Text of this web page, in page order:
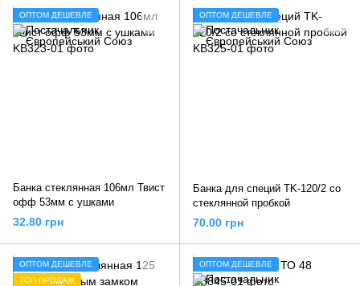
ОПТОМ ДЕШЕВЛЕ
Банка стеклянная 106мл Твист
офф 53мм с ушками
32.80 грн
ОПТОМ ДЕШЕВЛЕ
Банка для специй TK-120/2 со
стеклянной пробкой
70.00 грн
ОПТОМ ДЕШЕВЛЕ
ТОП ПРОДАЖ
ОПТОМ ДЕШЕВЛЕ